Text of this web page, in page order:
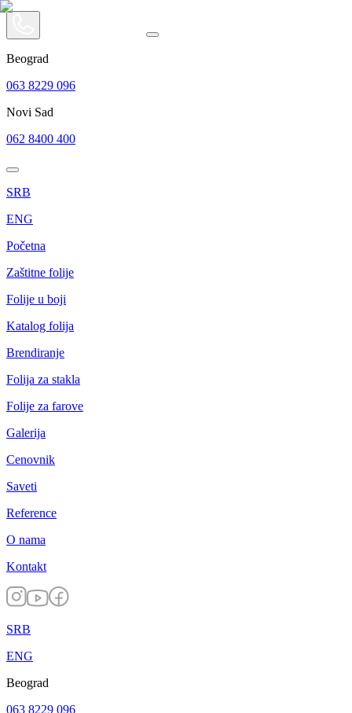
Beograd
063 8229 096
Novi Sad
062 8400 400
SRB
ENG
Početna
Zaštitne folije
Folije u boji
Katalog folija
Brendiranje
Folija za stakla
Folije za farove
Galerija
Cenovnik
Saveti
Reference
O nama
Kontakt
SRB
ENG
Beograd
063 8229 096